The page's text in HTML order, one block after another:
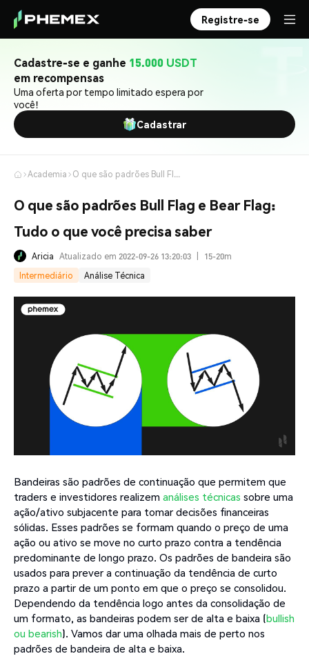
Registre-se
Cadastre-se e ganhe 15.000 USDT
em recompensas
Uma oferta por tempo limitado espera por
você!
Cadastrar
Academia O que são padrões Bull Flag e Bear Flag: Tudo o que você precisa saber
O que são padrões Bull Flag e Bear Flag:
Tudo o que você precisa saber
Aricia Atualizado em 2022-09-26 13:20:03
15-20m
Intermediário
Análise Técnica
Bandeiras são padrões de continuação que permitem que
traders e investidores realizem análises técnicas sobre uma
ação/ativo subjacente para tomar decisões financeiras
sólidas. Esses padrões se formam quando o preço de uma
ação ou ativo se move no curto prazo contra a tendência
predominante de longo prazo. Os padrões de bandeira são
usados para prever a continuação da tendência de curto
prazo a partir de um ponto em que o preço se consolidou.
Dependendo da tendência logo antes da consolidação de
um formato, as bandeiras podem ser de alta e baixa (bullish
ou bearish). Vamos dar uma olhada mais de perto nos
padrões de bandeira de alta e baixa.